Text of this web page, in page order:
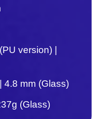
version) |
4.8 mm (Glass)
(Glass)